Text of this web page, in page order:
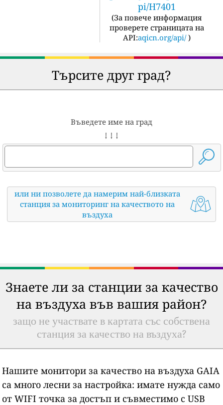
pi/H7401
(За повече информация
проверете страницата на
API:aqicn.org/api/ )
Търсите друг град?
Въведете име на град
↓ ↓ ↓
или ни позволете да намерим най-близката
станция за мониторинг на качеството на
въздуха
Знаете ли за станции за качество
на въздуха във вашия район?
защо не участвате в картата със собствена
станция за качество на въздуха?
Нашите монитори за качество на въздуха GAIA
са много лесни за настройка: имате нужда само
от WIFI точка за достъп и съвместимо с USB